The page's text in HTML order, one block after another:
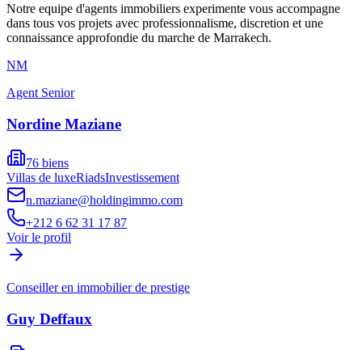
Notre equipe d'agents immobiliers experimente vous accompagne
dans tous vos projets avec professionnalisme, discretion et une
connaissance approfondie du marche de Marrakech.
NM
Agent Senior
Nordine Maziane
76 biens
Villas de luxeRiadsInvestissement
n.maziane@holdingimmo.com
+212 6 62 31 17 87
Voir le profil
Conseiller en immobilier de prestige
Guy Deffaux